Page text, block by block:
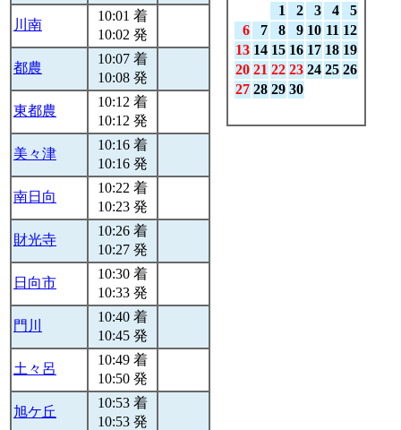
川南
10:01 着
10:02 発
都農
10:07 着
10:08 発
東都農
10:12 着
10:12 発
美々津
10:16 着
10:16 発
南日向
10:22 着
10:23 発
財光寺
10:26 着
10:27 発
日向市
10:30 着
10:33 発
門川
10:40 着
10:45 発
土々呂
10:49 着
10:50 発
旭ケ丘
10:53 着
10:53 発
1
2 3 4
5
6
7 8 9 10 11 12
13 14 15 16 17 18 19
20 21 22 23 24 25 26
27 28 29 30